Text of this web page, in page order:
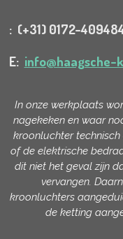
: (+31) 0172-
E: info@haagsche-
In onze werkplaats
nagekeken en waar
kroonluchter
of de elektrische
dit niet het geval zijn
vervangen.
kroonluchters
de ketting